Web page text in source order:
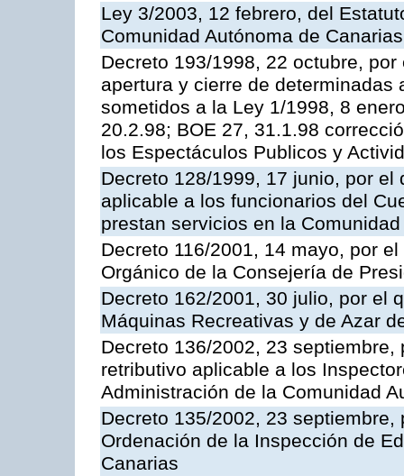
Ley 3/2003, 12 febrero, del
Comunidad Autónoma de Canarias
Decreto 193/1998, 22 octubre,
apertura y cierre de
sometidos a la Ley 1/1998, 8
20.2.98; BOE 27, 31.1.98
los Espectáculos Publicos y
Decreto 128/1999, 17 junio, por
aplicable a los funcionarios del
prestan servicios en la
Decreto 116/2001, 14 mayo, por
Orgánico de la Consejería de
Decreto 162/2001, 30 julio, por el
Máquinas Recreativas y de Azar
Decreto 136/2002, 23
retributivo aplicable a los
Administración de la Comunidad
Decreto 135/2002, 23
Ordenación de la Inspección de
Canarias